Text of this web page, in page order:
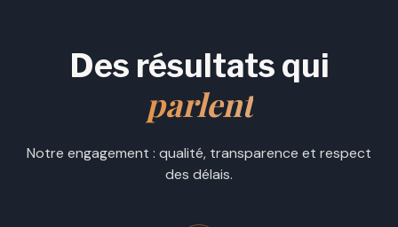
Des résultats qui
parlent
Notre engagement : qualité, transparence et respect
des délais.